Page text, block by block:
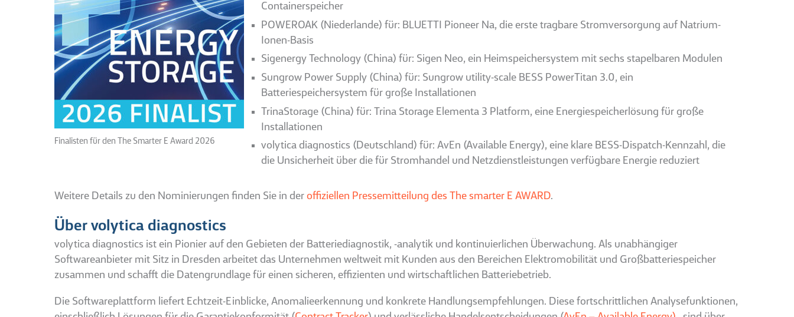
Finalisten für den The Smarter E Award 2026
Containerspeicher
POWEROAK (Niederlande) für: BLUETTI Pioneer Na, die erste tragbare Stromversorgung auf Natrium-
Ionen-Basis
Sigenergy Technology (China) für: Sigen Neo, ein Heimspeichersystem mit sechs stapelbaren Modulen
Sungrow Power Supply (China) für: Sungrow utility-scale BESS PowerTitan 3.0, ein
Batteriespeichersystem für große Installationen
TrinaStorage (China) für: Trina Storage Elementa 3 Platform, eine Energiespeicherlösung für große
Installationen
volytica diagnostics (Deutschland) für: AvEn (Available Energy), eine klare BESS-Dispatch-Kennzahl, die
die Unsicherheit über die für Stromhandel und Netzdienstleistungen verfügbare Energie reduziert
Weitere Details zu den Nominierungen finden Sie in der offiziellen Pressemitteilung des The smarter E AWARD.
Über volytica diagnostics
volytica diagnostics ist ein Pionier auf den Gebieten der Batteriediagnostik, -analytik und kontinuierlichen Überwachung. Als unabhängiger
Softwareanbieter mit Sitz in Dresden arbeitet das Unternehmen weltweit mit Kunden aus den Bereichen Elektromobilität und Großbatteriespeicher
zusammen und schafft die Datengrundlage für einen sicheren, effizienten und wirtschaftlichen Batteriebetrieb.
Die Softwareplattform liefert Echtzeit-Einblicke, Anomalieerkennung und konkrete Handlungsempfehlungen. Diese fortschrittlichen Analysefunktionen,